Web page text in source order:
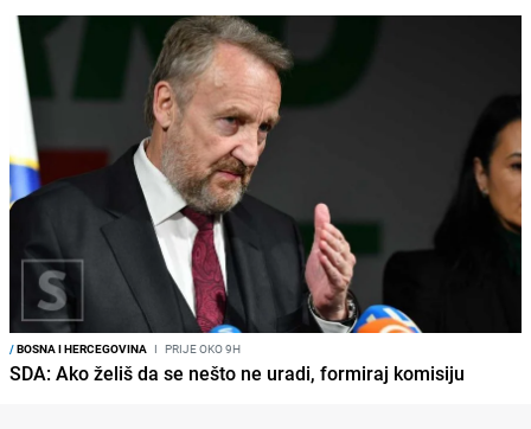
/BOSNA I HERCEGOVINA I PRIJE OKO 9H
SDA: Ako želiš da se nešto ne uradi, formiraj komisiju